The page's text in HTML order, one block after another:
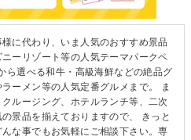
に代わり、いま人気のおすすめ景品
ーリゾート等の人気テーマパークペ
ら選べる和牛・高級海鮮などの絶品グ
ーメン等の人気定番グルメまで。 ま
ルージング、ホテルランチ等、二次
景品を揃えておりますので、 きっと
な事でもお気軽にご相談下さい。専